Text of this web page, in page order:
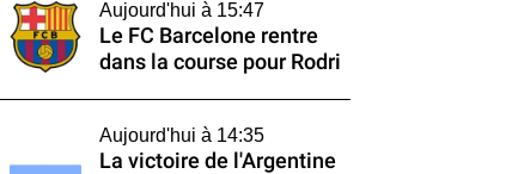
Aujourd'hui à 15:47
Le FC Barcelone rentre
dans la course pour Rodri
Aujourd'hui à 14:35
La victoire de l'Argentine